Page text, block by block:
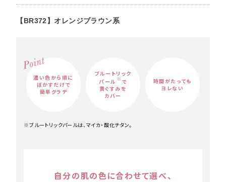
【BR372】オレンジブラウン系
濃い色から 順に
ぼかすだけで
簡単グラデ
ブルートリック
パール ※ で
黄ぐすみを
カバー
時間がたっても
ヨレない
※ブルートリックパールは、マイカ・酸化チタン。
自分の肌の色に合わせて選べ、